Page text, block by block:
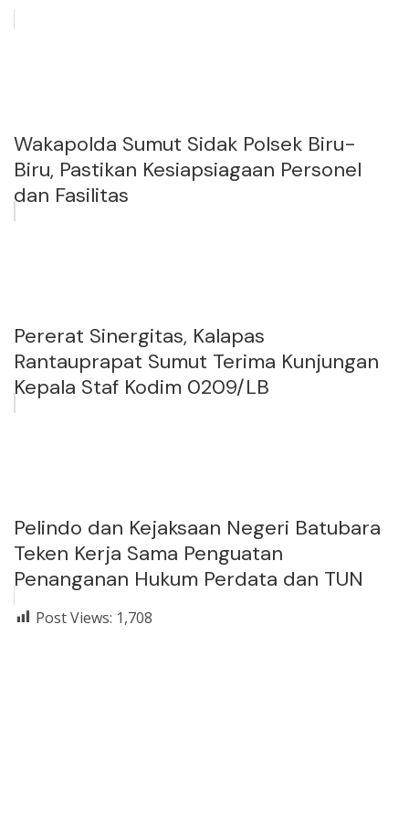
Wakapolda Sumut Sidak Polsek Biru-
Biru, Pastikan Kesiapsiagaan Personel
dan Fasilitas
Pererat Sinergitas, Kalapas
Rantauprapat Sumut Terima Kunjungan
Kepala Staf Kodim 0209/LB
Pelindo dan Kejaksaan Negeri Batubara
Teken Kerja Sama Penguatan
Penanganan Hukum Perdata dan TUN
Post Views: 1,708